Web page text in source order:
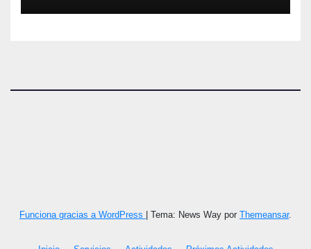
Funciona gracias a WordPress | Tema: News Way por Themeansar.